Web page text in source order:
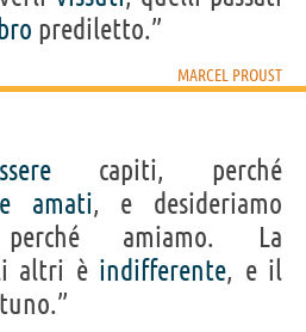
prediletto.”
MARCEL PROUST
capiti, perché
amati, e desideriamo
amiamo. La
altri è indifferente, e il